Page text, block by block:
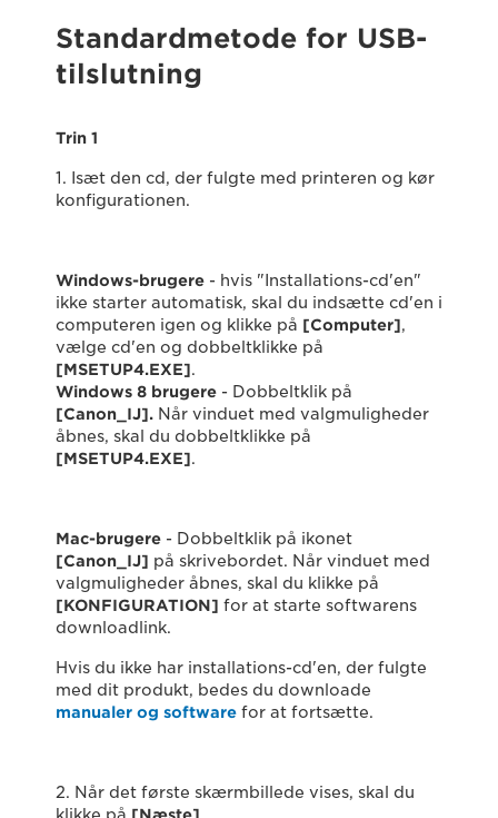
Standardmetode for USB-
tilslutning
Trin 1
1. Isæt den cd, der fulgte med printeren og kør
konfigurationen.
Windows-brugere - hvis "Installations-cd'en"
ikke starter automatisk, skal du indsætte cd'en i
computeren igen og klikke på [Computer],
vælge cd'en og dobbeltklikke på
[MSETUP4.EXE].
Windows 8 brugere - Dobbeltklik på
[Canon_IJ]. Når vinduet med valgmuligheder
åbnes, skal du dobbeltklikke på
[MSETUP4.EXE].
Mac-brugere - Dobbeltklik på ikonet
[Canon_IJ] på skrivebordet. Når vinduet med
valgmuligheder åbnes, skal du klikke på
[KONFIGURATION] for at starte softwarens
downloadlink.
Hvis du ikke har installations-cd'en, der fulgte
med dit produkt, bedes du downloade
manualer og software for at fortsætte.
2. Når det første skærmbillede vises, skal du